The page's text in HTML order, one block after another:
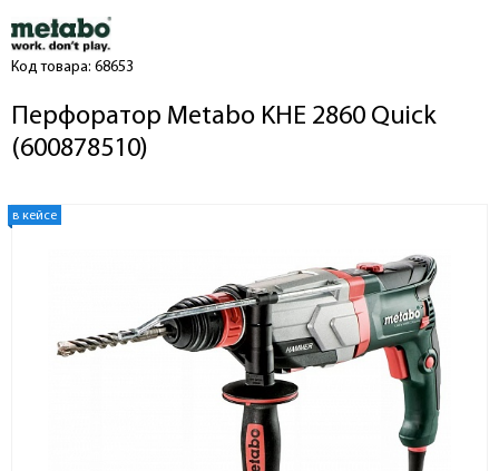
Код товара: 68653
Перфоратор Metabo KHE 2860 Quick
(600878510)
в кейсе